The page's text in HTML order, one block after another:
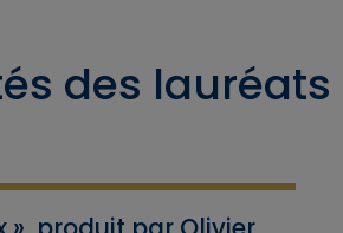
des lauréats